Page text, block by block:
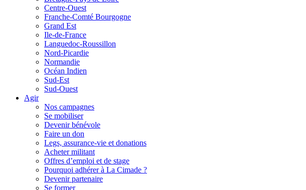
Centre-Ouest
Franche-Comté Bourgogne
Grand Est
Ile-de-France
Languedoc-Roussillon
Nord-Picardie
Normandie
Océan Indien
Sud-Est
Sud-Ouest
Agir
Nos campagnes
Se mobiliser
Devenir bénévole
Faire un don
Legs, assurance-vie et donations
Acheter militant
Offres d’emploi et de stage
Pourquoi adhérer à La Cimade ?
Devenir partenaire
Se former